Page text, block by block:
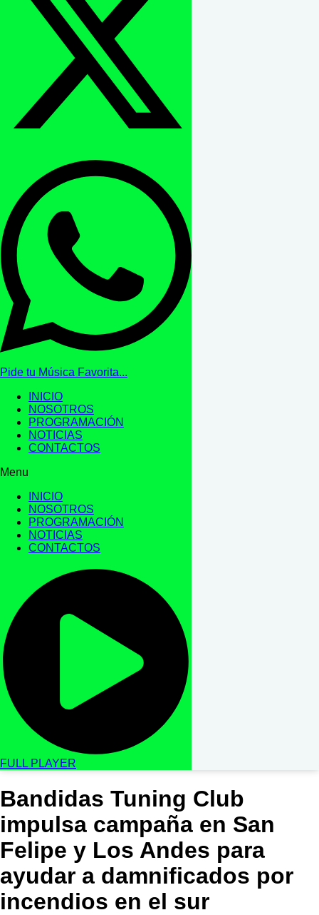
Pide tu Música Favorita...
INICIO
NOSOTROS
PROGRAMACIÓN
NOTICIAS
CONTACTOS
Menu
INICIO
NOSOTROS
PROGRAMACIÓN
NOTICIAS
CONTACTOS
FULL PLAYER
Bandidas Tuning Club
impulsa campaña en San
Felipe y Los Andes para
ayudar a damnificados por
incendios en el sur